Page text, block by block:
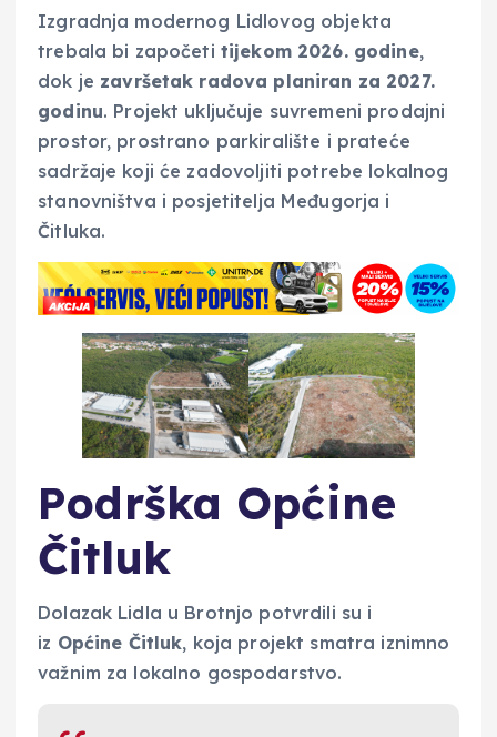
Izgradnja modernog Lidlovog objekta
trebala bi započeti tijekom 2026. godine,
dok je završetak radova planiran za 2027.
godinu. Projekt uključuje suvremeni prodajni
prostor, prostrano parkiralište i prateće
sadržaje koji će zadovoljiti potrebe lokalnog
stanovništva i posjetitelja Međugorja i
Čitluka.
Podrška Općine
Čitluk
Dolazak Lidla u Brotnjo potvrdili su i
iz Općine Čitluk, koja projekt smatra iznimno
važnim za lokalno gospodarstvo.